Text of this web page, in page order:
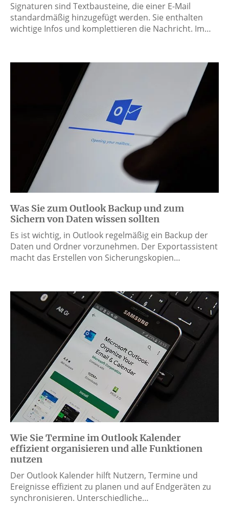
Signaturen sind Textbausteine, die einer E-Mail
standardmäßig hinzugefügt werden. Sie enthalten
wichtige Infos und komplettieren die Nachricht. Im…
Was Sie zum Outlook Backup und zum
Sichern von Daten wissen sollten
Es ist wichtig, in Outlook regelmäßig ein Backup der
Daten und Ordner vorzunehmen. Der Exportassistent
macht das Erstellen von Sicherungskopien…
Wie Sie Termine im Outlook Kalender
effizient organisieren und alle Funktionen
nutzen
Der Outlook Kalender hilft Nutzern, Termine und
Ereignisse effizient zu planen und auf Endgeräten zu
synchronisieren. Unterschiedliche…